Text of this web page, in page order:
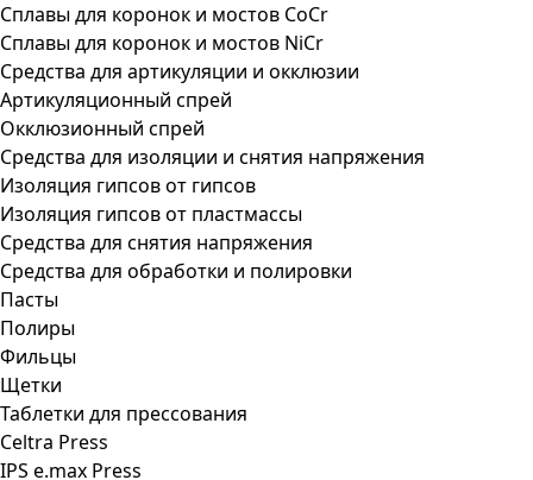
Сплавы для коронок и мостов CoCr
Сплавы для коронок и мостов NiCr
Средства для артикуляции и окклюзии
Артикуляционный спрей
Окклюзионный спрей
Средства для изоляции и снятия напряжения
Изоляция гипсов от гипсов
Изоляция гипсов от пластмассы
Средства для снятия напряжения
Средства для обработки и полировки
Пасты
Полиры
Фильцы
Щетки
Таблетки для прессования
Celtra Press
IPS e.max Press